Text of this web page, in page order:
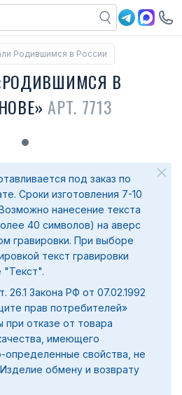
Родившимся в России
В
АРТ. 7713
под заказ по
Сроки изготовления 7-10
нанесение текста
40 символов) на аверс
гравировки. При выборе
текст гравировки
"Текст".
26.1 Закона РФ от 07.02.1992
прав потребителей»
при отказе от товара
имеющего
определенные свойства, не
обмену и возврату